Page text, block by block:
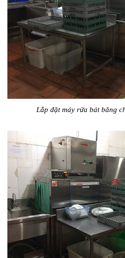
Lắp đặt máy rửa bát băng